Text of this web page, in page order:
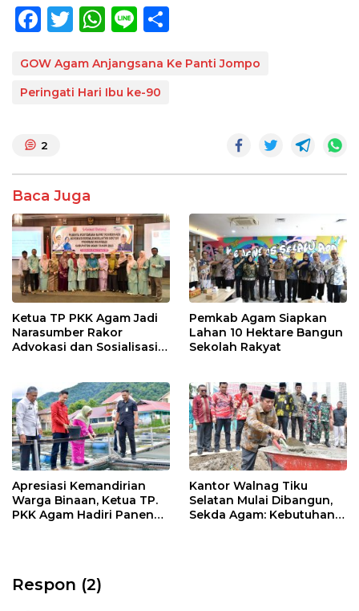
F
e
b
o
k
T
itt
er
W
at
s
p
Li
e ar
GOW Agam Anjangsana Ke Panti Jompo
Peringati Hari Ibu ke-90
2
Baca Juga
Ketua TP PKK Agam Jadi
Narasumber Rakor
Advokasi dan Sosialisasi
Pemkab Agam Siapkan
Lahan 10 Hektare Bangun
Sekolah Rakyat
Apresiasi Kemandirian
Warga Binaan, Ketua TP.
PKK Agam Hadiri Panen
Kantor Walnag Tiku
Selatan Mulai Dibangun,
Sekda Agam: Kebutuhan
Respon (2)